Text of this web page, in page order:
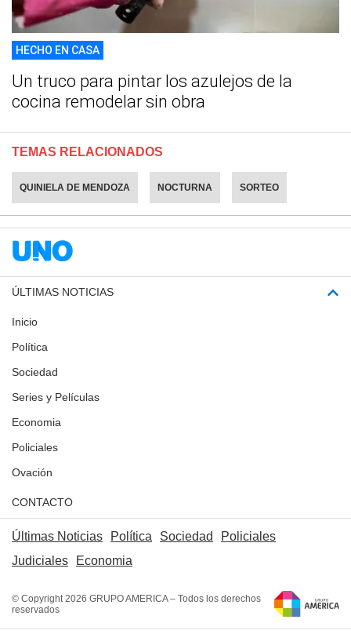
HECHO EN CASA
Un truco para pintar los azulejos de la
cocina remodelar sin obra
TEMAS RELACIONADOS
QUINIELA DE MENDOZA NOCTURNA SORTEO
ÚLTIMAS NOTICIAS
Inicio
Política
Sociedad
Series y Películas
Economia
Policiales
Ovación
CONTACTO
Últimas Noticias Política Sociedad
Policiales
Judiciales
Economia
© Copyright 2026 GRUPO AMERICA – Todos los derechos
reservados